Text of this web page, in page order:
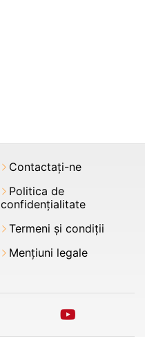
Contactați-ne
Politica de
confidențialitate
Termeni şi condiții
Mențiuni legale
youtube